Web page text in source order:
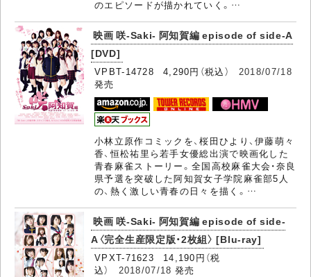
のエピソードが描かれていく。…
映画 咲-Saki- 阿知賀編 episode of side-A
[DVD]
VPBT-14728 4,290円（税込） 2018/07/18
発売
小林立原作コミックを、桜田ひより、伊藤萌々
香、恒松祐里ら若手女優総出演で映画化した
青春麻雀ストーリー。全国高校麻雀大会・奈良
県予選を突破した阿知賀女子学院麻雀部5人
の、熱く激しい青春の日々を描く。…
映画 咲-Saki- 阿知賀編 episode of side-
A〈完全生産限定版・2枚組〉 [Blu-ray]
VPXT-71623 14,190円（税
込） 2018/07/18 発売